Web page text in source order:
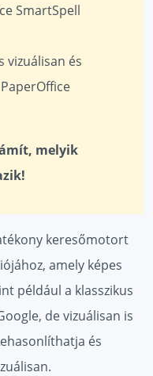
SmartSpell
vizuálisan és
melyik
keresőmotort
amely képes
például a klasszikus
de vizuálisan is
és